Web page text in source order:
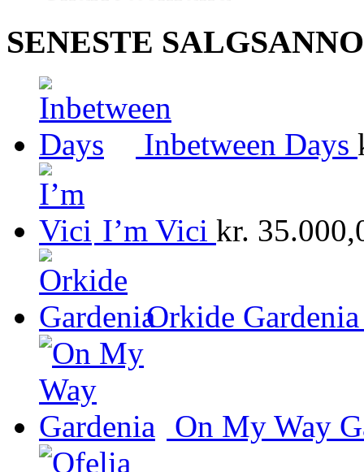
SENESTE
Inbetween Days
I’m Vici kr.
Orkide Gardenia
On My Way